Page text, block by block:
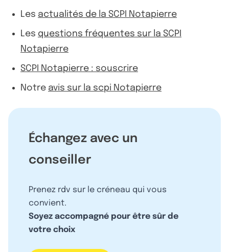
Les actualités de la SCPI Notapierre
Les questions fréquentes sur la SCPI
Notapierre
SCPI Notapierre : souscrire
Notre avis sur la scpi Notapierre
Échangez avec un
conseiller
Prenez rdv sur le créneau qui vous
convient.
Soyez accompagné pour être sûr de
votre choix